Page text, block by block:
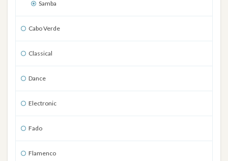
Samba
Cabo Verde
Classical
Dance
Electronic
Fado
Flamenco